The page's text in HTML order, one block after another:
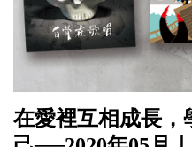
在愛裡互相成長，